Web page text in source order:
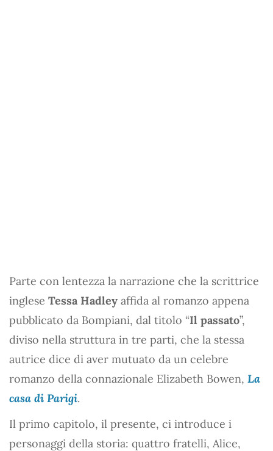
Parte con lentezza la narrazione che la scrittrice
inglese Tessa Hadley affida al romanzo appena
pubblicato da Bompiani, dal titolo “Il passato”,
diviso nella struttura in tre parti, che la stessa
autrice dice di aver mutuato da un celebre
romanzo della connazionale Elizabeth Bowen, La
casa di Parigi.
Il primo capitolo, il presente, ci introduce i
personaggi della storia: quattro fratelli, Alice,